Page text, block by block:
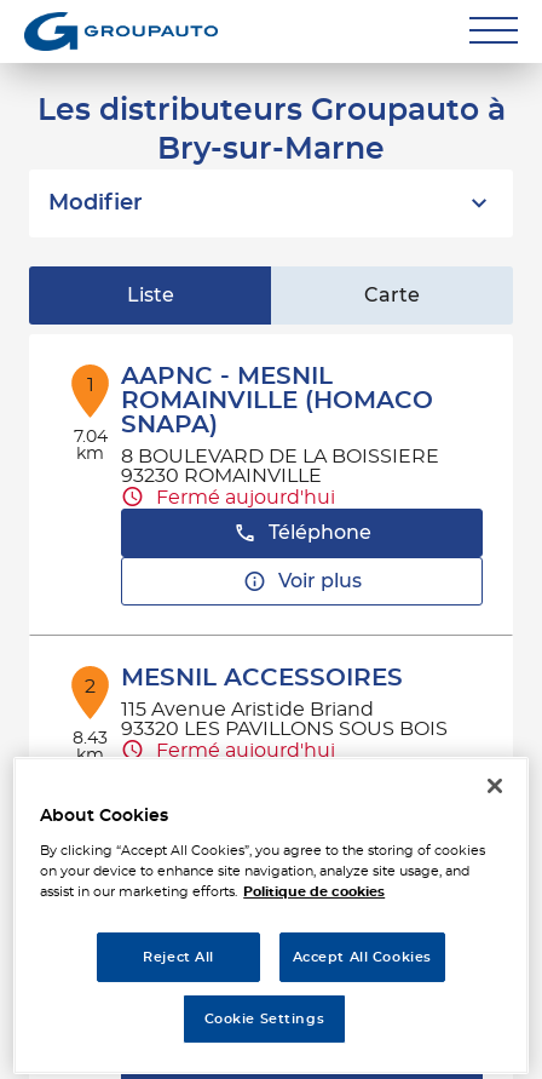
Carrossiers
Particuliers
Les distributeurs Groupauto à
Bry-sur-Marne
Modifier
Liste Carte
1
7.04
km
AAPNC - MESNIL
ROMAINVILLE (HOMACO
SNAPA)
8 BOULEVARD DE LA BOISSIERE
93230 ROMAINVILLE
Fermé aujourd'hui
Téléphone
Voir plus
2
8.43
km
MESNIL ACCESSOIRES
115 Avenue Aristide Briand
93320 LES PAVILLONS SOUS BOIS
Fermé aujourd'hui
AAPNC - MESNIL VITRY
(HOMACO IPAAC IVRY)
68 RUE EDITH CAVELL
Fermé aujourd'hui
About Cookies
By clicking “Accept All Cookies”, you agree to the storing of cookies
on your device to enhance site navigation, analyze site usage, and
assist in our marketing efforts.
Politique de cookies
Reject All Accept All Cookies
Cookie Settings